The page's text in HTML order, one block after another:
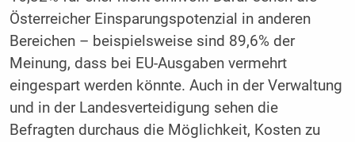
Österreicher Einsparungspotenzial in anderen
Bereichen – beispielsweise sind 89,6% der
Meinung, dass bei EU-Ausgaben vermehrt
eingespart werden könnte. Auch in der Verwaltung
und in der Landesverteidigung sehen die
Befragten durchaus die Möglichkeit, Kosten zu